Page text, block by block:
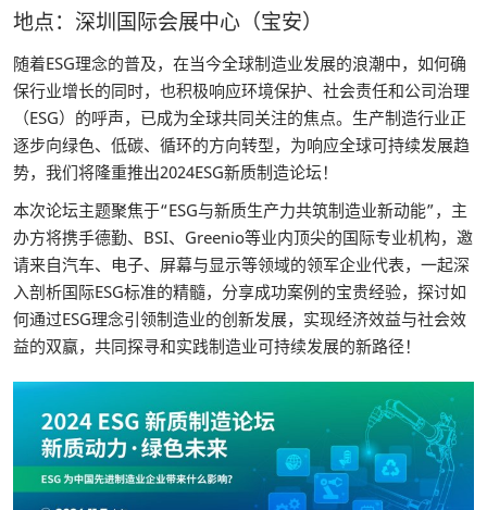
地点：深圳国际会展中心（宝安）
随着ESG理念的普及，在当今全球制造业发展的浪潮中，如何确
保行业增长的同时，也积极响应环境保护、社会责任和公司治理
（ESG）的呼声，已成为全球共同关注的焦点。生产制造行业正
逐步向绿色、低碳、循环的方向转型，为响应全球可持续发展趋
势，我们将隆重推出2024ESG新质制造论坛！
本次论坛主题聚焦于“ESG与新质生产力共筑制造业新动能”，主
办方将携手德勤、BSI、Greenio等业内顶尖的国际专业机构，邀
请来自汽车、电子、屏幕与显示等领域的领军企业代表，一起深
入剖析国际ESG标准的精髓，分享成功案例的宝贵经验，探讨如
何通过ESG理念引领制造业的创新发展，实现经济效益与社会效
益的双赢，共同探寻和实践制造业可持续发展的新路径！